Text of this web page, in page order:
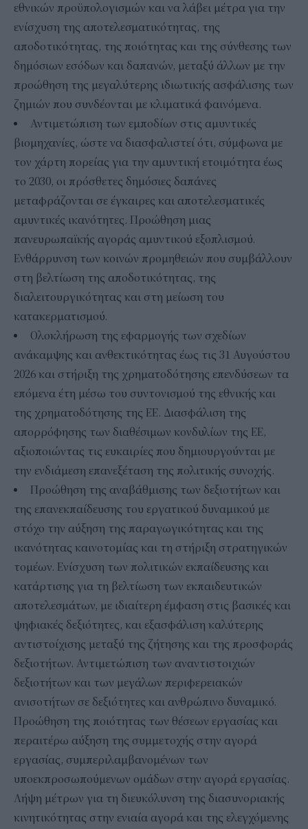
εθνικών προϋπολογισμών και να λάβει μέτρα για την
ενίσχυση της αποτελεσματικότητας, της
αποδοτικότητας, της ποιότητας και της σύνθεσης των
δημόσιων εσόδων και δαπανών, μεταξύ άλλων με την
προώθηση της μεγαλύτερης ιδιωτικής ασφάλισης των
ζημιών που συνδέονται με κλιματικά φαινόμενα.
Αντιμετώπιση των εμποδίων στις αμυντικές
βιομηχανίες, ώστε να διασφαλιστεί ότι, σύμφωνα με
τον χάρτη πορείας για την αμυντική ετοιμότητα έως
το 2030, οι πρόσθετες δημόσιες δαπάνες
μεταφράζονται σε έγκαιρες και αποτελεσματικές
αμυντικές ικανότητες. Προώθηση μιας
πανευρωπαϊκής αγοράς αμυντικού εξοπλισμού.
Ενθάρρυνση των κοινών προμηθειών που συμβάλλουν
στη βελτίωση της αποδοτικότητας, της
διαλειτουργικότητας και στη μείωση του
κατακερματισμού.
Ολοκλήρωση της εφαρμογής των σχεδίων
ανάκαμψης και ανθεκτικότητας έως τις 31 Αυγούστου
2026 και στήριξη της χρηματοδότησης επενδύσεων τα
επόμενα έτη μέσω του συντονισμού της εθνικής και
της χρηματοδότησης της ΕΕ. Διασφάλιση της
απορρόφησης των διαθέσιμων κονδυλίων της ΕΕ,
αξιοποιώντας τις ευκαιρίες που δημιουργούνται με
την ενδιάμεση επανεξέταση της πολιτικής συνοχής.
Προώθηση της αναβάθμισης των δεξιοτήτων και
της επανεκπαίδευσης του εργατικού δυναμικού με
στόχο την αύξηση της παραγωγικότητας και της
ικανότητας καινοτομίας και τη στήριξη στρατηγικών
τομέων. Ενίσχυση των πολιτικών εκπαίδευσης και
κατάρτισης για τη βελτίωση των εκπαιδευτικών
αποτελεσμάτων, με ιδιαίτερη έμφαση στις βασικές και
ψηφιακές δεξιότητες, και εξασφάλιση καλύτερης
αντιστοίχισης μεταξύ της ζήτησης και της προσφοράς
δεξιοτήτων. Αντιμετώπιση των αναντιστοιχιών
δεξιοτήτων και των μεγάλων περιφερειακών
ανισοτήτων σε δεξιότητες και ανθρώπινο δυναμικό.
Προώθηση της ποιότητας των θέσεων εργασίας και
περαιτέρω αύξηση της συμμετοχής στην αγορά
εργασίας, συμπεριλαμβανομένων των
υποεκπροσωπούμενων ομάδων στην αγορά εργασίας.
Λήψη μέτρων για τη διευκόλυνση της διασυνοριακής
κινητικότητας στην ενιαία αγορά και της ελεγχόμενης